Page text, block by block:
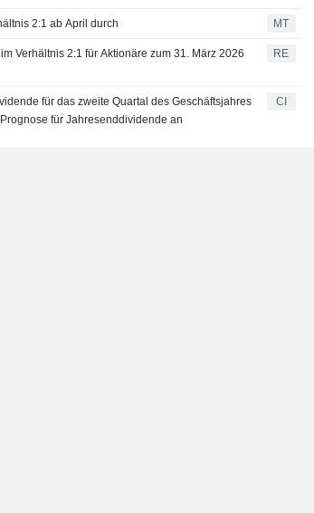
2:1 ab April durch MT
Verhältnis 2:1 für Aktionäre zum 31. März 2026
RE
für das zweite Quartal des Geschäftsjahres
für Jahresenddividende an
CI